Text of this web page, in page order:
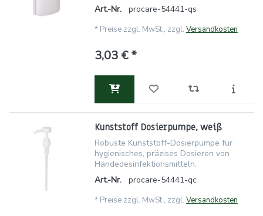
Art.-Nr.
procare-54441-qs
* Preise zzgl. MwSt., zzgl. Versandkosten
3,03 € *
Kunststoff Dosierpumpe, weiß
Robuste Kunststoff-Dosierpumpe für
hygienisches, präzises Dosieren von
Händedesinfektionsmitteln.
Art.-Nr.
procare-54441-qc
* Preise zzgl. MwSt., zzgl. Versandkosten